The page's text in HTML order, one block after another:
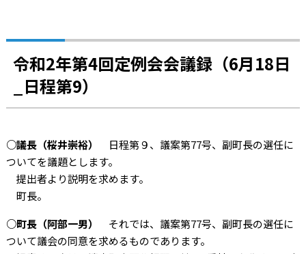
令和2年第4回定例会会議録（6月18日
_日程第9）
○議長（桜井崇裕）
日程第９、議案第77号、副町長の選任に
ついてを議題とします。
提出者より説明を求めます。
町長。
○町長（阿部一男）
それでは、議案第77号、副町長の選任に
ついて議会の同意を求めるものであります。